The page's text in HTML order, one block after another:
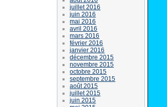
juillet 2016
juin 2016
mai 2016
avril 2016
mars 2016
février 2016
janvier 2016
décembre 2015
novembre 2015
octobre 2015
septembre 2015
août 2015
juillet 2015
juin 2015